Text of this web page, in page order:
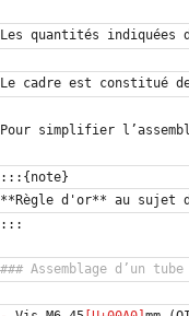
Les quantités
Le cadre est constitué
Pour simplifier